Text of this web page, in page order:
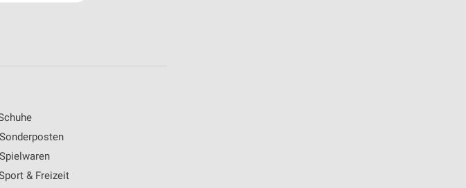
Sonderposten
Spielwaren
& Freizeit